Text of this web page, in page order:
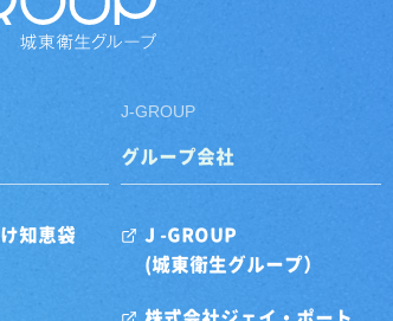
知恵袋
J-GROUP
グループ会社
J -GROUP
(城東衛生グループ）